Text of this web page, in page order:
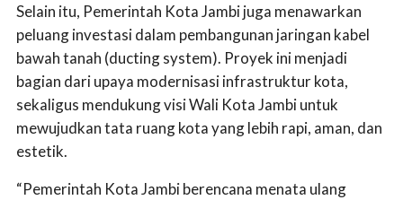
Selain itu, Pemerintah Kota Jambi juga menawarkan
peluang investasi dalam pembangunan jaringan kabel
bawah tanah (ducting system). Proyek ini menjadi
bagian dari upaya modernisasi infrastruktur kota,
sekaligus mendukung visi Wali Kota Jambi untuk
mewujudkan tata ruang kota yang lebih rapi, aman, dan
estetik.
“Pemerintah Kota Jambi berencana menata ulang